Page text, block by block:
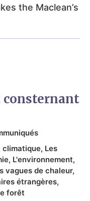
the Maclean’s
consternant
climatique, Les
, L'environnement,
vagues de chaleur,
étrangères,
forêt